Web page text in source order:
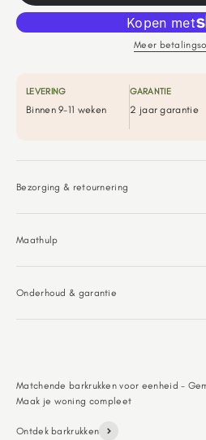
Meer
LEVERING
Binnen 9-11 weken
GARANTIE
2 jaar garantie
Bezorging & retournering
Maathulp
Onderhoud & garantie
Matchende barkrukken voor eenheid -
Ontdek barkrukken